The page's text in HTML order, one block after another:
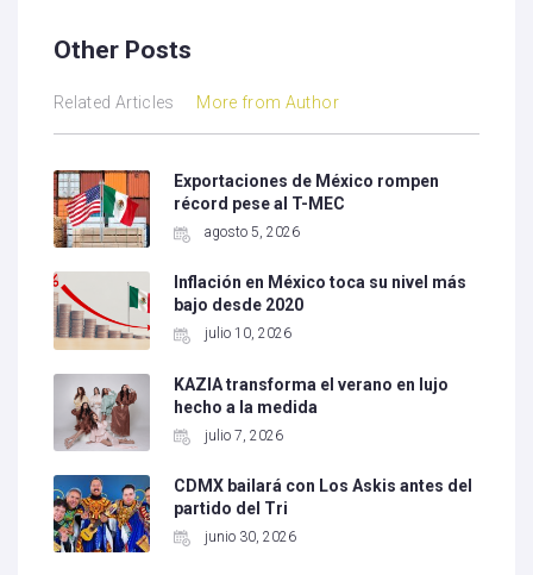
Other Posts
Related Articles More from Author
Exportaciones de México rompen
récord pese al T-MEC
agosto 5, 2026
Inflación en México toca su nivel más
bajo desde 2020
julio 10, 2026
KAZIA transforma el verano en lujo
hecho a la medida
julio 7, 2026
CDMX bailará con Los Askis antes del
partido del Tri
junio 30, 2026